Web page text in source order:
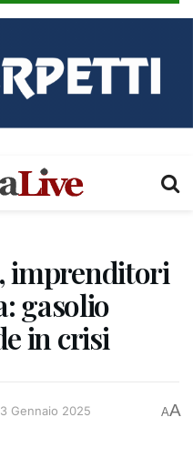
imprenditori
gasolio
in crisi
Gennaio 2025 AA